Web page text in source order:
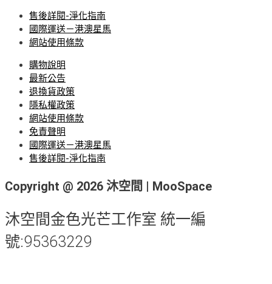
售後詳閱-淨化指南
國際運送－港澳星馬
網站使用條款
購物說明
最新公告
退換貨政策
隱私權政策
網站使用條款
免責聲明
國際運送－港澳星馬
售後詳閱-淨化指南
Copyright @ 2026 沐空間 | MooSpace
沐空間金色光芒工作室 統一編
號:95363229